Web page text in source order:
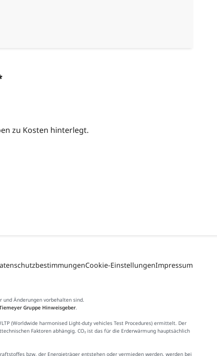
zu Kosten hinterlegt.
Cookie-EinstellungenImpressum
Änderungen vorbehalten sind.
Gruppe Hinweisgeber.
(Worldwide harmonised Light-duty vehicles Test Procedures) ermittelt. Der
Faktoren abhängig. CO₂ ist das für die Erderwärmung hauptsächlich
bzw. der Energieträger entstehen oder vermieden werden, werden bei